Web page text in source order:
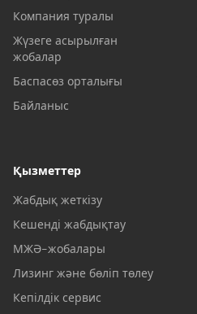
Компания туралы
Жүзеге асырылған
жобалар
Баспасөз орталығы
Байланыс
Қызметтер
Жабдық жеткізу
Кешенді жабдықтау
МЖӘ-жобалары
Лизинг және бөліп төлеу
Кепілдік сервис